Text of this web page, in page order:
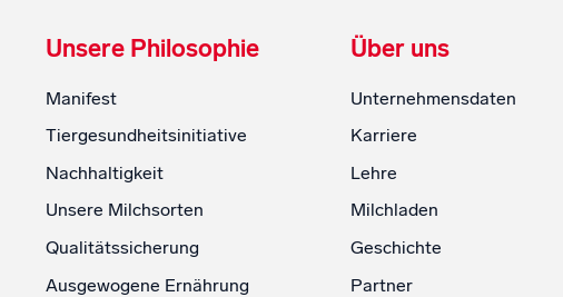
Unsere Philosophie
Manifest
Tiergesundheitsinitiative
Nachhaltigkeit
Unsere Milchsorten
Qualitätssicherung
Ausgewogene Ernährung
Über uns
Unternehmensdaten
Karriere
Lehre
Milchladen
Geschichte
Partner